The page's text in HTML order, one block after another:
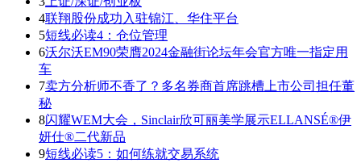
4联翔股份成功入驻锦江、华住平台
5短线必读4：仓位管理
6沃尔沃EM90荣膺2024金融街论坛年会官方唯一指定用
车
7卖方分析师不香了？多名券商首席跳槽上市公司担任董
秘
8闪耀WEM大会，Sinclair欣可丽美学展示ELLANSÉ®伊
妍仕®二代新品
9短线必读5：如何练就交易系统